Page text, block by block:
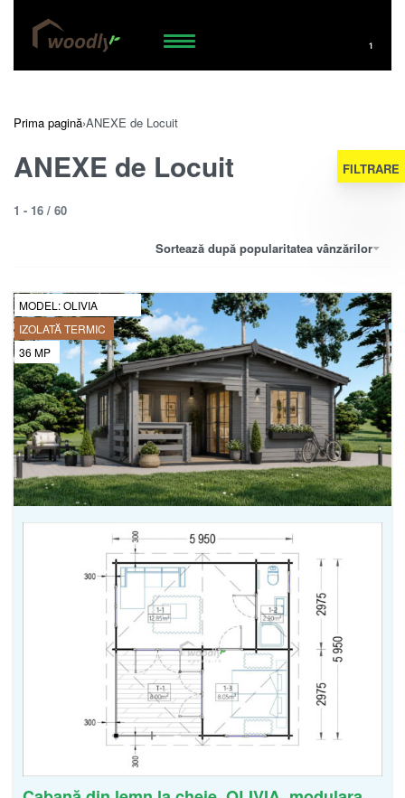
1
Prima pagină›ANEXE de Locuit
ANEXE de Locuit
1 - 16 / 60
Sortează după popularitatea vânzărilor
FILTRARE
MODEL:OLIVIA
IZOLATĂ TERMIC
36 MP